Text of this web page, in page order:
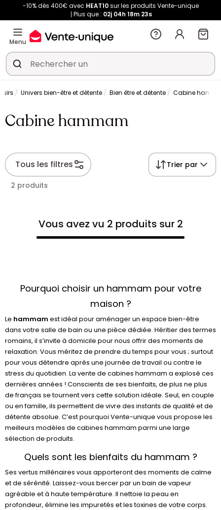
-10% dès 400€ avec HEAT10sur les produits Vente-unique
Plus que : 02j 04h 18m 23s
Menu
Univers bien-être et détente Bien être et détente Cabine
Cabine hammam
Tous les filtres Trier par
2 produits
Vous avez vu 2 produits sur 2
Pourquoi choisir un hammam pour votre
maison ?
Le hammam est idéal pour aménager un espace bien-être
dans votre salle de bain ou une pièce dédiée. Héritier des termes
romains, il s’invite à domicile pour nous offrir des moments de
relaxation. Vous méritez de prendre du temps pour vous ; surtout
pour vous détendre après une journée de travail ou contre le
stress du quotidien. La vente de cabines hammam a explosé ces
dernières années ! Conscients de ses bienfaits, de plus ne plus
de français se tournent vers cette solution idéale. Seul, en couple
ou en famille, ils permettent de vivre des instants de qualité et de
détente absolue. C’est pourquoi Vente-unique vous propose les
meilleurs modèles de cabines hammam parmi une large
sélection de produits.
Quels sont les bienfaits du hammam ?
Ses vertus millénaires vous apporteront des moments de calme
et de sérénité. Laissez-vous bercer par un bain de vapeur
agréable et à haute température. Il nettoie la peau en
profondeur, élimine les impuretés et les toxines de votre corps.